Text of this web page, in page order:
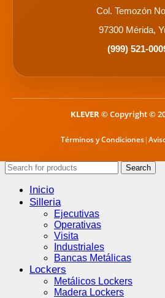
Col. Temozón
97300 Mérida,
(999) 521-
KLEVER© Copyright ©
Términos y Condiciones|
Search
Inicio
Silleria
Ejecutivas
Operativas
Visita
Industriales
Bancas Metálicas
Lockers
Metálicos Lockers
Madera Lockers